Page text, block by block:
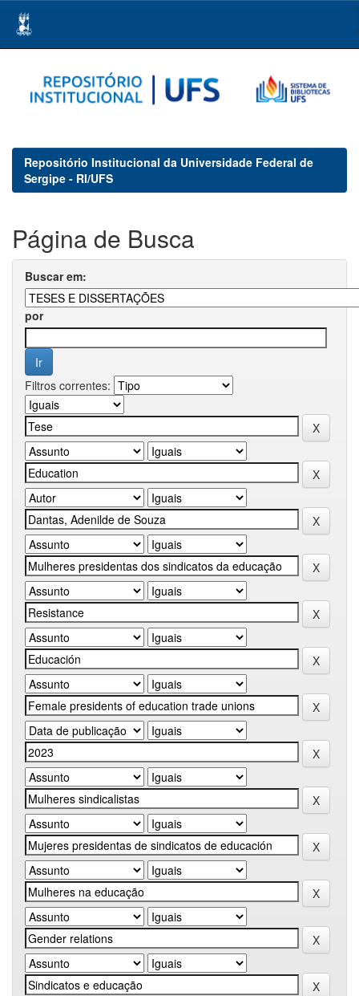
navigation
Repositório Institucional da Universidade Federal de
Sergipe - RI/UFS
Página de Busca
Buscar em:
por
Filtros correntes: